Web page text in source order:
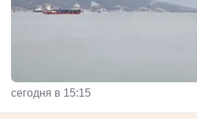
сегодня в 15:15